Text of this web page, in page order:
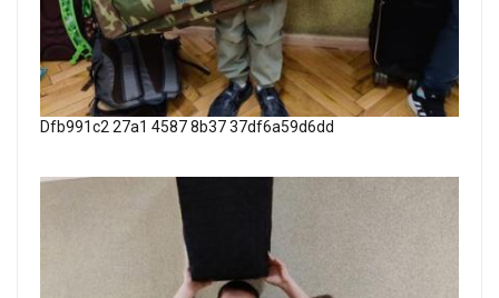
Dfb991c2 27a1 4587 8b37 37df6a59d6dd